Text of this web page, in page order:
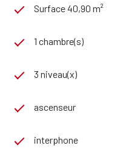
Surface 40,90 m²
1 chambre(s)
3 niveau(x)
ascenseur
interphone